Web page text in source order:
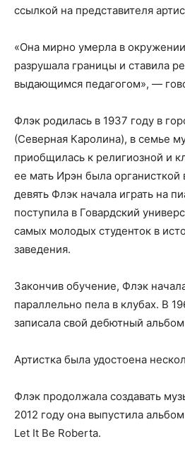
ссылкой на представителя
«Она мирно умерла в
разрушала границы и ставила
выдающимся педагогом», —
Флэк родилась в 1937 году в
(Северная Каролина), в семье
приобщилась к религиозной и
ее мать Ирэн была
девять Флэк начала играть на
поступила в Говардский
самых молодых студенток в
заведения.
Закончив обучение, Флэк
параллельно пела в клубах. В
записала свой дебютный
Артистка была удостоена
Флэк продолжала создавать
2012 году она выпустила
Let It Be Roberta.